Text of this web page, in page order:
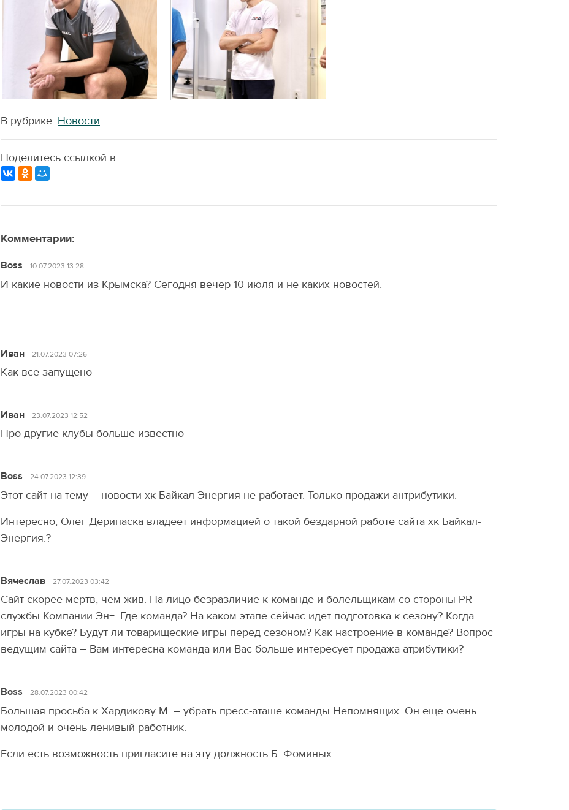
В рубрике: Новости
Поделитесь ссылкой в:
Комментарии:
Boss 10.07.2023 13:28
И какие новости из Крымска? Сегодня вечер 10 июля и не каких новостей.
Иван 21.07.2023 07:26
Как все запущено
Иван 23.07.2023 12:52
Про другие клубы больше известно
Boss 24.07.2023 12:39
Этот сайт на тему – новости хк Байкал-Энергия не работает. Только продажи антрибутики.
Интересно, Олег Дерипаска владеет информацией о такой бездарной работе сайта хк Байкал-
Энергия.?
Вячеслав 27.07.2023 03:42
Сайт скорее мертв, чем жив. На лицо безразличие к команде и болельщикам со стороны PR –
службы Компании Эн+. Где команда? На каком этапе сейчас идет подготовка к сезону? Когда
игры на кубке? Будут ли товарищеские игры перед сезоном? Как настроение в команде? Вопрос
ведущим сайта – Вам интересна команда или Вас больше интересует продажа атрибутики?
Boss 28.07.2023 00:42
Большая просьба к Хардикову М. – убрать пресс-аташе команды Непомнящих. Он еще очень
молодой и очень ленивый работник.
Если есть возможность пригласите на эту должность Б. Фоминых.